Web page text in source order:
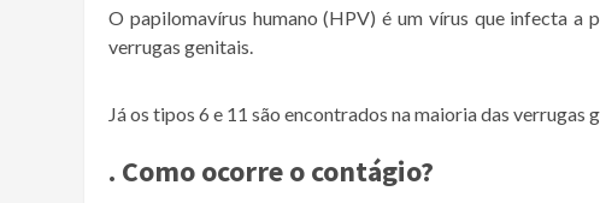
O papilomavírus humano (HPV) é um vírus que infecta a
verrugas genitais.
Já os tipos 6 e 11 são encontrados na maioria das verrugas
. Como ocorre o contágio?